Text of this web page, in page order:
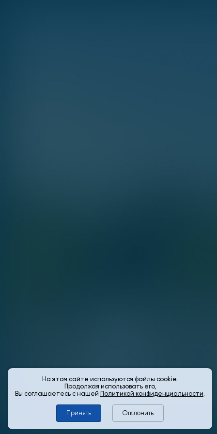
На этом сайте используются файлы cookie.
Продолжая использовать его,
Вы соглашаетесь с нашей Политикой конфиденциальности.
Принять Отклонить